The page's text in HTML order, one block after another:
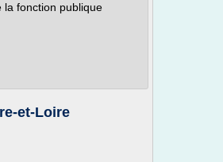
la fonction publique
et-Loire